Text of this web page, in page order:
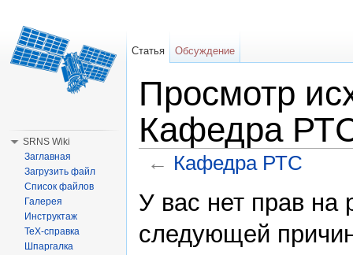
Просмотр
Кафедра
← Кафедра РТС
У вас нет прав на
следующей
Статья Обсуждение
SRNS Wiki
Заглавная
Загрузить файл
Список файлов
Галерея
Инструктаж
TeX-справка
Шпаргалка